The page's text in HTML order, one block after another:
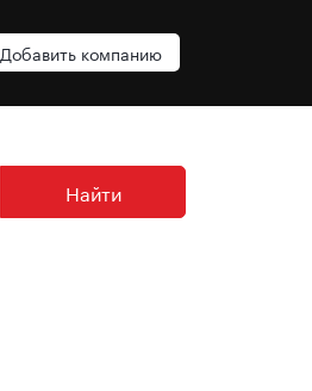
Добавить компанию
Найти